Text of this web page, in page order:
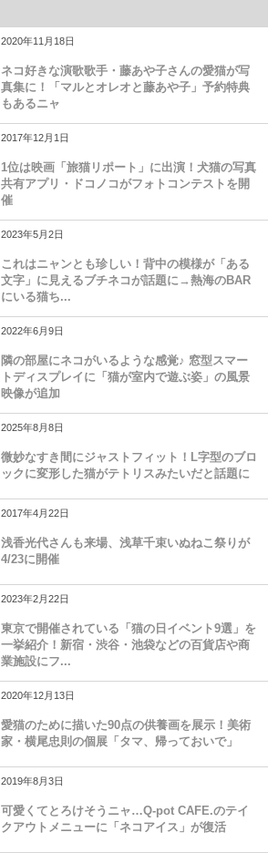
2020年11月18日
ネコ好きな演歌歌手・藤あや子さんの愛猫が写
真集に！「マルとオレオと藤あや子」予約特典
もあるニャ
2017年12月1日
1位は映画「旅猫リポート」に出演！犬猫の写真
共有アプリ・ドコノコがフォトコンテストを開
催
2023年5月2日
これはニャンとも珍しい！背中の模様が「ある
文字」に見えるブチネコが話題に→熱海のBAR
にいる猫ち...
2022年6月9日
隣の部屋にネコがいるような感覚♪ 窓型スマー
トディスプレイに「猫が室内で遊ぶ姿」の風景
映像が追加
2025年8月8日
微妙なすき間にジャストフィット！L字型のブロ
ックに変形した猫がテトリスみたいだと話題に
2017年4月22日
浅香光代さんも来場、浅草千束いぬねこ祭りが
4/23に開催
2023年2月22日
東京で開催されている「猫の日イベント9選」を
一挙紹介！新宿・渋谷・池袋などの百貨店や商
業施設にフ...
2020年12月13日
愛猫のために描いた90点の供養画を展示！美術
家・横尾忠則の個展「タマ、帰っておいで」
2019年8月3日
可愛くてとろけそうニャ…Q-pot CAFE.のテイ
クアウトメニューに「ネコアイス」が復活